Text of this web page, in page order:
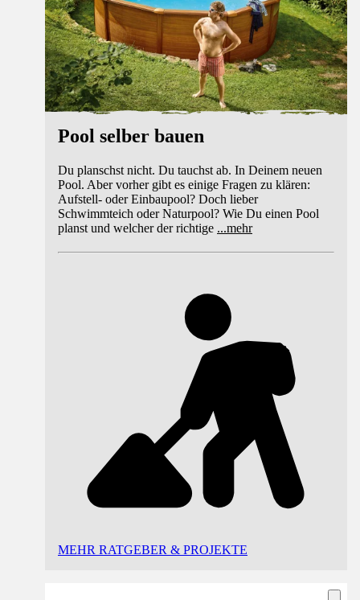
Pool selber bauen
Du planschst nicht. Du tauchst ab. In Deinem neuen
Pool. Aber vorher gibt es einige Fragen zu klären:
Aufstell- oder Einbaupool? Doch lieber
Schwimmteich oder Naturpool? Wie Du einen Pool
planst und welcher der richtige ...mehr
MEHR RATGEBER & PROJEKTE